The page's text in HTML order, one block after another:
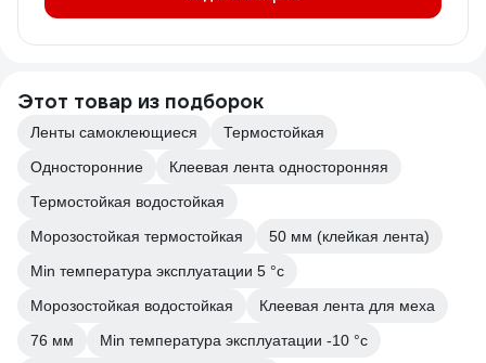
Этот товар из подборок
Ленты самоклеющиеся
Термостойкая
Односторонние
Клеевая лента односторонняя
Термостойкая водостойкая
Морозостойкая термостойкая
50 мм (клейкая лента)
Min температура эксплуатации 5 °с
Морозостойкая водостойкая
Клеевая лента для меха
76 мм
Min температура эксплуатации -10 °с